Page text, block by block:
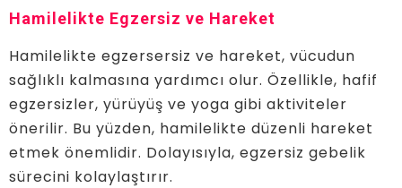
Hamilelikte Egzersiz ve Hareket
Hamilelikte egzersersiz ve hareket, vücudun
sağlıklı kalmasına yardımcı olur. Özellikle, hafif
egzersizler, yürüyüş ve yoga gibi aktiviteler
önerilir. Bu yüzden, hamilelikte düzenli hareket
etmek önemlidir. Dolayısıyla, egzersiz gebelik
sürecini kolaylaştırır.